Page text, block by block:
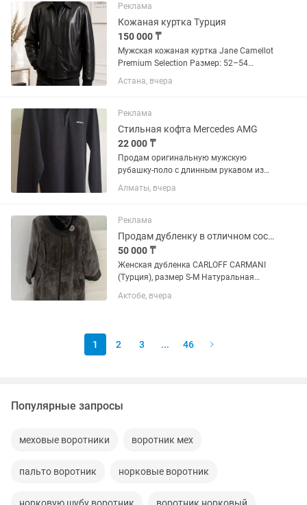
основной 🎀 Мытье в уходовом...
Реклама
Кожаная куртка Турция
150 000 ₸
Мужская кожаная куртка Jane Camellot
Premium Selection Размер: 52–54
Материал: 100% натуральная кожа
Производство: Турция Состояние:
Элегантная мужская куртка...
Астана, вчера
Реклама
Стильная кофта Mercedes AMG
22 000 ₸
Продам оригинальную мужскую
рубашку-поло с длинным рукавом из
официальной коллекции аксессуаров и
одежды Mercedes-AMG! Абсолютно
цвет (Charcoal / Dark Grey) с...
Алматы, вчера
Реклама
Продам дубленку в отличном состоянии
50 000 ₸
Женская дубленка CARLOFF CARMANI
(Турция), размер S-M Натуральная
натуральной норки, кожаные вставки.
Актобе, вчера
1 2 3 ... 46
Популярные запросы
меховые воротники воротник мех
пальто воротник норковые воротник